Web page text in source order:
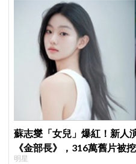
蘇志燮「女兒」爆紅！新人
《金部長》，316萬舊片被
明星